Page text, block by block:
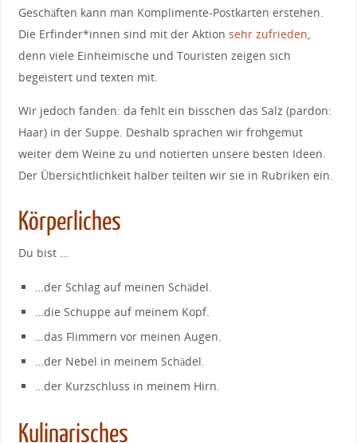
Geschäften kann man Komplimente-Postkarten erstehen.
Die Erfinder*innen sind mit der Aktion sehr zufrieden,
denn viele Einheimische und Touristen zeigen sich
begeistert und texten mit.
Wir jedoch fanden: da fehlt ein bisschen das Salz (pardon:
Haar) in der Suppe. Deshalb sprachen wir frohgemut
weiter dem Weine zu und notierten unsere besten Ideen.
Der Übersichtlichkeit halber teilten wir sie in Rubriken ein.
Körperliches
Du bist …
…der Schlag auf meinen Schädel.
…die Schuppe auf meinem Kopf.
…das Flimmern vor meinen Augen.
…der Nebel in meinem Schädel.
…der Kurzschluss in meinem Hirn.
Kulinarisches